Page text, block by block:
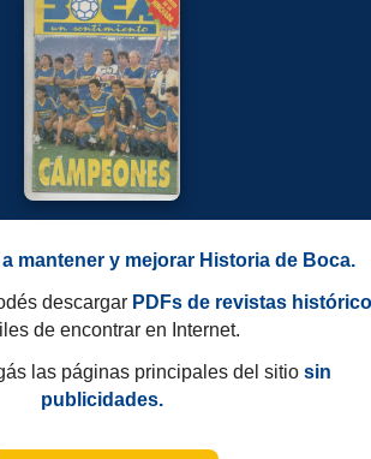
mantener y mejorar Historia de Boca.
descargar PDFs de revistas
de encontrar en Internet.
las páginas principales del sitio sin
publicidades.